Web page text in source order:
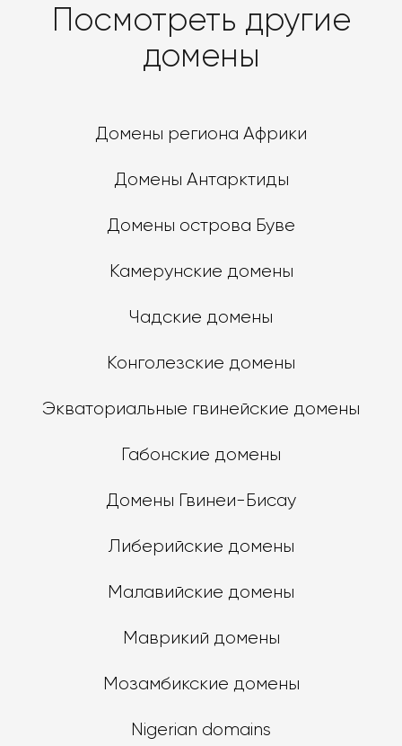
Посмотреть другие
домены
Домены региона Африки
Домены Антарктиды
Домены острова Буве
Камерунские домены
Чадские домены
Конголезские домены
Экваториальные гвинейские домены
Габонские домены
Домены Гвинеи-Бисау
Либерийские домены
Малавийские домены
Маврикий домены
Мозамбикские домены
Nigerian domains